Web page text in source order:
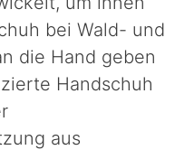
bei Wald- und
die Hand geben
Handschuh
aus